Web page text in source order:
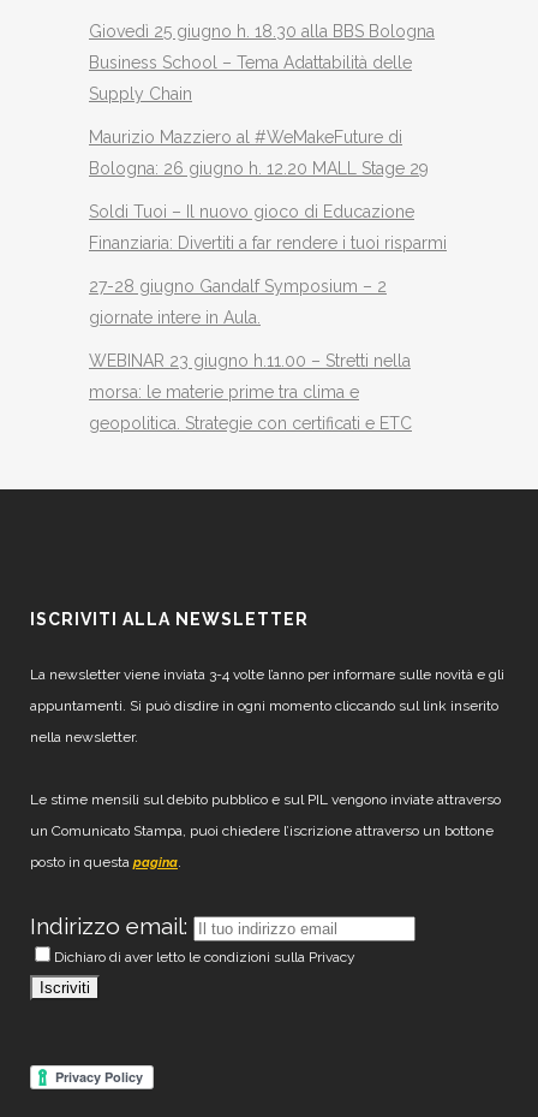
Giovedì 25 giugno h. 18.30 alla BBS Bologna
Business School – Tema Adattabilità delle
Supply Chain
Maurizio Mazziero al #WeMakeFuture di
Bologna: 26 giugno h. 12.20 MALL Stage 29
Soldi Tuoi – Il nuovo gioco di Educazione
Finanziaria: Divertiti a far rendere i tuoi risparmi
27-28 giugno Gandalf Symposium – 2
giornate intere in Aula.
WEBINAR 23 giugno h.11.00 – Stretti nella
morsa: le materie prime tra clima e
geopolitica. Strategie con certificati e ETC
ISCRIVITI ALLA NEWSLETTER
La newsletter viene inviata 3-4 volte l’anno per informare sulle novità e gli
appuntamenti. Si può disdire in ogni momento cliccando sul link inserito
nella newsletter.
Le stime mensili sul debito pubblico e sul PIL vengono inviate attraverso
un Comunicato Stampa, puoi chiedere l’iscrizione attraverso un bottone
posto in questa pagina.
Indirizzo email:
Dichiaro di aver letto le condizioni sulla Privacy